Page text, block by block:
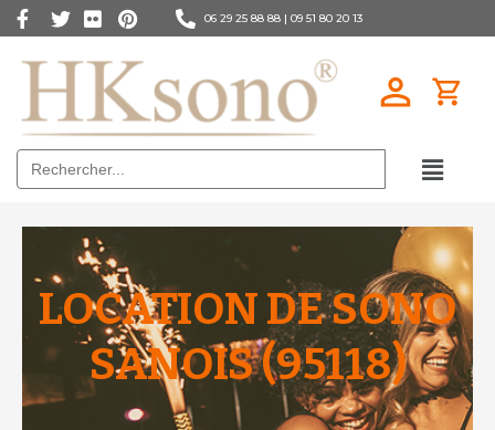
06 29 25 88 88 | 09 51 80 20 13
Search
for:
LOCATION DE SONO
SANOIS (95118)